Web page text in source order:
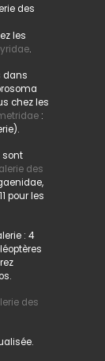
des
les
.
dans
chez les
:
sont
des
pour les
: 4
des